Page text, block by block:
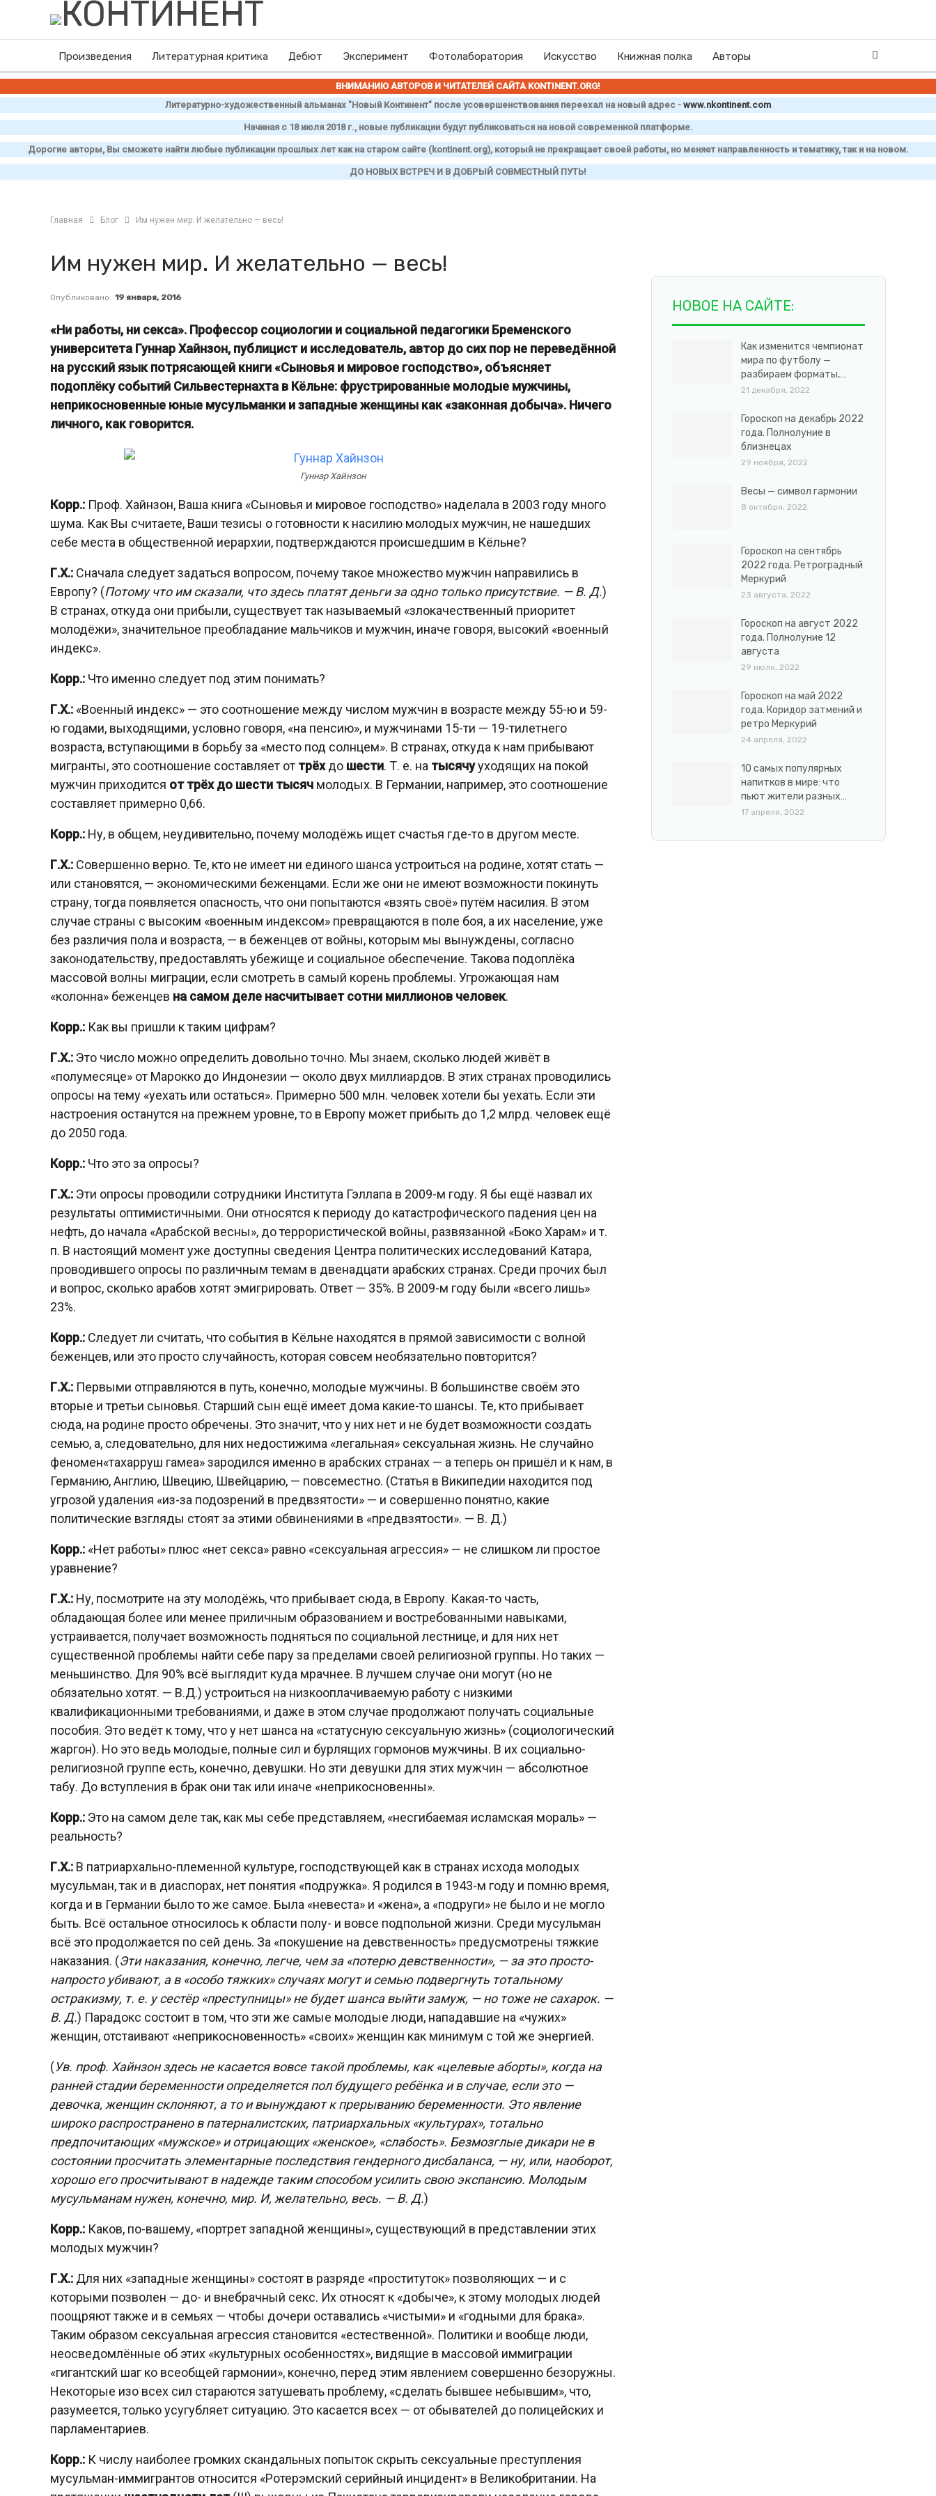
Произведения Литературная критика Дебют Эксперимент Фотолаборатория Искусство Книжная полка Авторы
ВНИМАНИЮ АВТОРОВ И ЧИТАТЕЛЕЙ САЙТА KONTINENT.ORG!
Литературно-художественный альманах "Новый Континент" после усовершенствования переехал на новый адрес - www.nkontinent.com
Начиная с 18 июля 2018 г., новые публикации будут публиковаться на новой современной платформе.
Дорогие авторы, Вы сможете найти любые публикации прошлых лет как на старом сайте (kontinent.org), который не прекращает своей работы, но меняет направленность и тематику, так и на новом.
ДО НОВЫХ ВСТРЕЧ И В ДОБРЫЙ СОВМЕСТНЫЙ ПУТЬ!
Главная Блог Им нужен мир. И желательно — весь!
Им нужен мир. И желательно — весь!
Опубликовано: 19 января, 2016
«Ни работы, ни секса». Профессор социологии и социальной педагогики Бременского
университета Гуннар Хайнзон, публицист и исследователь, автор до сих пор не переведённой
на русский язык потрясающей книги «Сыновья и мировое господство», объясняет
подоплёку событий Сильвестернахта в Кёльне: фрустрированные молодые мужчины,
неприкосновенные юные мусульманки и западные женщины как «законная добыча». Ничего
личного, как говорится.
Гуннар Хайнзон
Корр.: Проф. Хайнзон, Ваша книга «Сыновья и мировое господство» наделала в 2003 году много
шума. Как Вы считаете, Ваши тезисы о готовности к насилию молодых мужчин, не нашедших
себе места в общественной иерархии, подтверждаются происшедшим в Кёльне?
Г.Х.: Сначала следует задаться вопросом, почему такое множество мужчин направились в
Европу? (Потому что им сказали, что здесь платят деньги за одно только присутствие. — В. Д.)
В странах, откуда они прибыли, существует так называемый «злокачественный приоритет
молодёжи», значительное преобладание мальчиков и мужчин, иначе говоря, высокий «военный
индекс».
Корр.: Что именно следует под этим понимать?
Г.Х.: «Военный индекс» — это соотношение между числом мужчин в возрасте между 55-ю и 59-
ю годами, выходящими, условно говоря, «на пенсию», и мужчинами 15-ти — 19-тилетнего
возраста, вступающими в борьбу за «место под солнцем». В странах, откуда к нам прибывают
мигранты, это соотношение составляет от трёхдо шести. Т. е. на тысячууходящих на покой
мужчин приходится от трёх до шести тысяч молодых. В Германии, например, это соотношение
составляет примерно 0,66.
Корр.: Ну, в общем, неудивительно, почему молодёжь ищет счастья где-то в другом месте.
Г.Х.: Совершенно верно. Те, кто не имеет ни единого шанса устроиться на родине, хотят стать —
или становятся, — экономическими беженцами. Если же они не имеют возможности покинуть
страну, тогда появляется опасность, что они попытаются «взять своё» путём насилия. В этом
случае страны с высоким «военным индексом» превращаются в поле боя, а их население, уже
без различия пола и возраста, — в беженцев от войны, которым мы вынуждены, согласно
законодательству, предоставлять убежище и социальное обеспечение. Такова подоплёка
массовой волны миграции, если смотреть в самый корень проблемы. Угрожающая нам
«колонна» беженцев на самом деле насчитывает сотни миллионов человек.
Корр.: Как вы пришли к таким цифрам?
Г.Х.: Это число можно определить довольно точно. Мы знаем, сколько людей живёт в
«полумесяце» от Марокко до Индонезии — около двух миллиардов. В этих странах проводились
опросы на тему «уехать или остаться». Примерно 500 млн. человек хотели бы уехать. Если эти
настроения останутся на прежнем уровне, то в Европу может прибыть до 1,2 млрд. человек ещё
до 2050 года.
Корр.: Что это за опросы?
Г.Х.: Эти опросы проводили сотрудники Института Гэллапа в 2009-м году. Я бы ещё назвал их
результаты оптимистичными. Они относятся к периоду до катастрофического падения цен на
нефть, до начала «Арабской весны», до террористической войны, развязанной «Боко Харам» и т.
п. В настоящий момент уже доступны сведения Центра политических исследований Катара,
проводившего опросы по различным темам в двенадцати арабских странах. Среди прочих был
и вопрос, сколько арабов хотят эмигрировать. Ответ — 35%. В 2009-м году были «всего лишь»
23%.
Корр.: Следует ли считать, что события в Кёльне находятся в прямой зависимости с волной
беженцев, или это просто случайность, которая совсем необязательно повторится?
Г.Х.: Первыми отправляются в путь, конечно, молодые мужчины. В большинстве своём это
вторые и третьи сыновья. Старший сын ещё имеет дома какие-то шансы. Те, кто прибывает
сюда, на родине просто обречены. Это значит, что у них нет и не будет возможности создать
семью, а, следовательно, для них недостижима «легальная» сексуальная жизнь. Не случайно
феномен«тахарруш гамеа» зародился именно в арабских странах — а теперь он пришёл и к нам, в
Германию, Англию, Швецию, Швейцарию, — повсеместно. (Статья в Википедии находится под
угрозой удаления «из-за подозрений в предвзятости» — и совершенно понятно, какие
политические взгляды стоят за этими обвинениями в «предвзятости». — В. Д.)
Корр.: «Нет работы» плюс «нет секса» равно «сексуальная агрессия» — не слишком ли простое
уравнение?
Г.Х.: Ну, посмотрите на эту молодёжь, что прибывает сюда, в Европу. Какая-то часть,
обладающая более или менее приличным образованием и востребованными навыками,
устраивается, получает возможность подняться по социальной лестнице, и для них нет
существенной проблемы найти себе пару за пределами своей религиозной группы. Но таких —
меньшинство. Для 90% всё выглядит куда мрачнее. В лучшем случае они могут (но не
обязательно хотят. — В.Д.) устроиться на низкооплачиваемую работу с низкими
квалификационными требованиями, и даже в этом случае продолжают получать социальные
пособия. Это ведёт к тому, что у нет шанса на «статусную сексуальную жизнь» (социологический
жаргон). Но это ведь молодые, полные сил и бурлящих гормонов мужчины. В их социально-
религиозной группе есть, конечно, девушки. Но эти девушки для этих мужчин — абсолютное
табу. До вступления в брак они так или иначе «неприкосновенны».
Корр.: Это на самом деле так, как мы себе представляем, «несгибаемая исламская мораль» —
реальность?
Г.Х.: В патриархально-племенной культуре, господствующей как в странах исхода молодых
мусульман, так и в диаспорах, нет понятия «подружка». Я родился в 1943-м году и помню время,
когда и в Германии было то же самое. Была «невеста» и «жена», а «подруги» не было и не могло
быть. Всё остальное относилось к области полу- и вовсе подпольной жизни. Среди мусульман
всё это продолжается по сей день. За «покушение на девственность» предусмотрены тяжкие
наказания. (Эти наказания, конечно, легче, чем за «потерю девственности», — за это просто-
напросто убивают, а в «особо тяжких» случаях могут и семью подвергнуть тотальному
остракизму, т. е. у сестёр «преступницы» не будет шанса выйти замуж, — но тоже не сахарок. —
В. Д.) Парадокс состоит в том, что эти же самые молодые люди, нападавшие на «чужих»
женщин, отстаивают «неприкосновенность» «своих» женщин как минимум с той же энергией.
(Ув. проф. Хайнзон здесь не касается вовсе такой проблемы, как «целевые аборты», когда на
ранней стадии беременности определяется пол будущего ребёнка и в случае, если это —
девочка, женщин склоняют, а то и вынуждают к прерыванию беременности. Это явление
широко распространено в патерналистских, патриархальных «культурах», тотально
предпочитающих «мужское» и отрицающих «женское», «слабость». Безмозглые дикари не в
состоянии просчитать элементарные последствия гендерного дисбаланса, — ну, или, наоборот,
хорошо его просчитывают в надежде таким способом усилить свою экспансию. Молодым
мусульманам нужен, конечно, мир. И, желательно, весь. — В. Д.)
Корр.: Каков, по-вашему, «портрет западной женщины», существующий в представлении этих
молодых мужчин?
Г.Х.: Для них «западные женщины» состоят в разряде «проституток» позволяющих — и с
которыми позволен — до- и внебрачный секс. Их относят к «добыче», к этому молодых людей
поощряют также и в семьях — чтобы дочери оставались «чистыми» и «годными для брака».
Таким образом сексуальная агрессия становится «естественной». Политики и вообще люди,
неосведомлённые об этих «культурных особенностях», видящие в массовой иммиграции
«гигантский шаг ко всеобщей гармонии», конечно, перед этим явлением совершенно безоружны.
Некоторые изо всех сил стараются затушевать проблему, «сделать бывшее небывшим», что,
разумеется, только усугубляет ситуацию. Это касается всех — от обывателей до полицейских и
парламентариев.
Корр.: К числу наиболее громких скандальных попыток скрыть сексуальные преступления
мусульман-иммигрантов относится «Ротерэмский серийный инцидент» в Великобритании. На
НОВОЕ НА САЙТЕ:
Как изменится чемпионат
мира по футболу —
разбираем форматы,…
21 декабря, 2022
Гороскоп на декабрь 2022
года. Полнолуние в
близнецах
29 ноября, 2022
Весы — символ гармонии
8 октября, 2022
Гороскоп на сентябрь
2022 года. Ретроградный
Меркурий
23 августа, 2022
Гороскоп на август 2022
года. Полнолуние 12
августа
29 июля, 2022
Гороскоп на май 2022
года. Коридор затмений и
ретро Меркурий
24 апреля, 2022
10 самых популярных
напитков в мире: что
пьют жители разных…
17 апреля, 2022